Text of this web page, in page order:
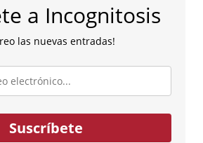
a Incognitosis
las nuevas entradas!
Suscríbete